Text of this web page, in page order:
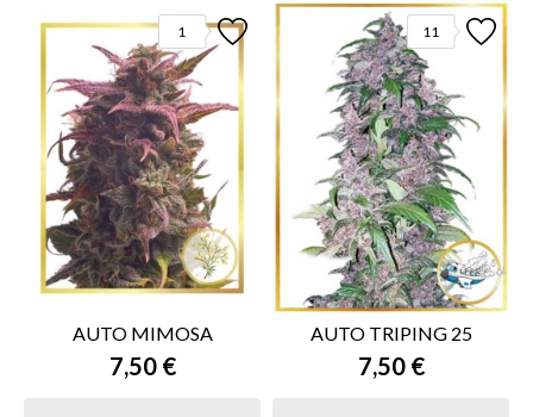
1
AUTO MIMOSA
7,50 €
11
AUTO TRIPING 25
7,50 €